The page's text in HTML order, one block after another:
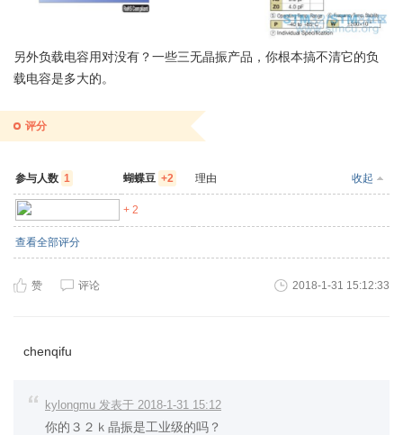
另外负载电容用对没有？一些三无晶振产品，你根本搞不清它的负
载电容是多大的。
评分
参与人数 1 蝴蝶豆 +2 收起
理由
zero99
+ 2
查看全部评分
赞 评论 2018-1-31 15:12:33
chenqifu
kylongmu 发表于 2018-1-31 15:12
你的３２ｋ晶振是工业级的吗？